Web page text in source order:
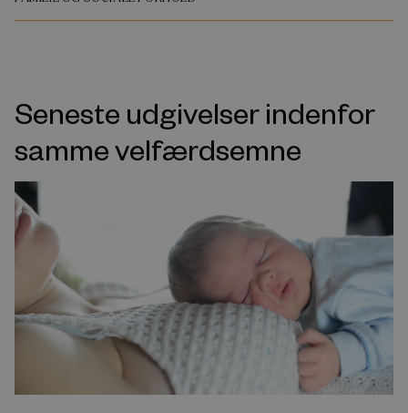
Seneste udgivelser indenfor
samme velfærdsemne